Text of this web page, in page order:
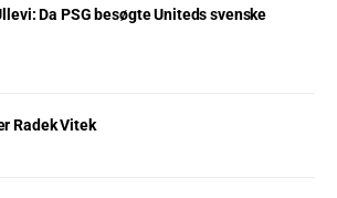
Da PSG besøgte Uniteds svenske
Radek Vitek